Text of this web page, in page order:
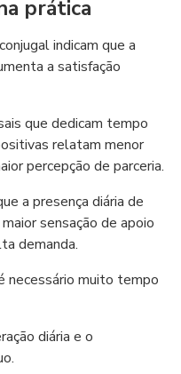
prática
indicam que a
a satisfação
que dedicam tempo
relatam menor
percepção de parceria.
a presença diária de
sensação de apoio
demanda.
necessário muito tempo
diária e o